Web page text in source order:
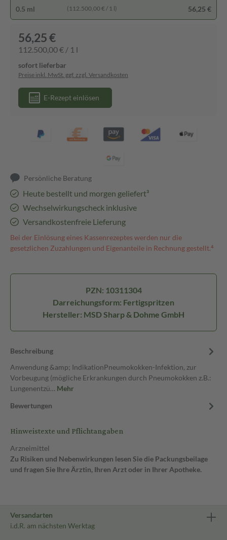
0.5 ml (112.500,00 € / 1 l) 56,25 €
56,25 €
112.500,00 € / 1 l
sofort lieferbar
Preise inkl. MwSt. ggf. zzgl. Versandkosten
E-Rezept einlösen
Persönliche Beratung
Heute bestellt und morgen geliefert³
Wechselwirkungscheck inklusive
Versandkostenfreie Lieferung
Bei der Einlösung eines Kassenrezeptes werden nur die
gesetzlichen Zuzahlungen und Eigenanteile in Rechnung gestellt.⁴
PZN: 10311304
Darreichungsform: Fertigspritzen
Hersteller: MSD Sharp & Dohme GmbH
Beschreibung
Anwendung &amp; IndikationPneumokokken-Infektion, zur
Vorbeugung (mögliche Erkrankungen durch Pneumokokken z.B.:
Lungenentzü… Mehr
Bewertungen
Hinweistexte und Pflichtangaben
Arzneimittel
Zu Risiken und Nebenwirkungen lesen Sie die Packungsbeilage
und fragen Sie Ihre Ärztin, Ihren Arzt oder in Ihrer Apotheke.
Versandarten
i.d.R. am nächsten Werktag